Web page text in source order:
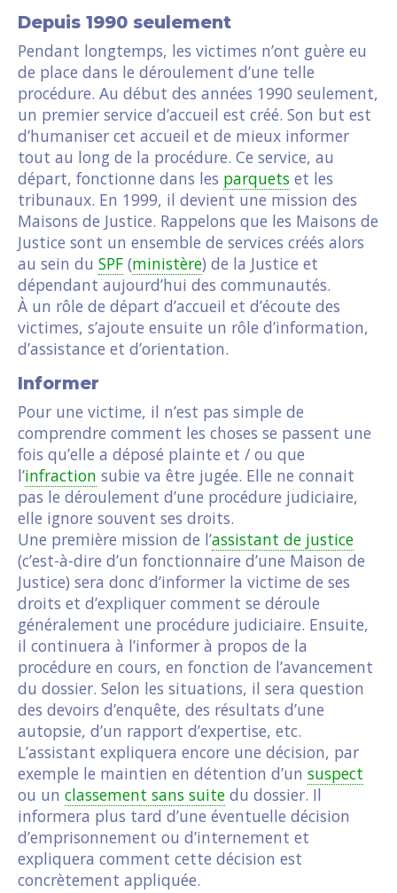
Depuis 1990 seulement
Pendant longtemps, les victimes n’ont guère eu
de place dans le déroulement d’une telle
procédure. Au début des années 1990 seulement,
un premier service d’accueil est créé. Son but est
d’humaniser cet accueil et de mieux informer
tout au long de la procédure. Ce service, au
départ, fonctionne dans les parquets et les
tribunaux. En 1999, il devient une mission des
Maisons de Justice. Rappelons que les Maisons de
Justice sont un ensemble de services créés alors
au sein du SPF (ministère) de la Justice et
dépendant aujourd’hui des communautés.
À un rôle de départ d’accueil et d’écoute des
victimes, s’ajoute ensuite un rôle d’information,
d’assistance et d’orientation.
Informer
Pour une victime, il n’est pas simple de
comprendre comment les choses se passent une
fois qu’elle a déposé plainte et / ou que
l’infraction subie va être jugée. Elle ne connait
pas le déroulement d’une procédure judiciaire,
elle ignore souvent ses droits.
Une première mission de l’assistant de justice
(c’est-à-dire d’un fonctionnaire d’une Maison de
Justice) sera donc d’informer la victime de ses
droits et d’expliquer comment se déroule
généralement une procédure judiciaire. Ensuite,
il continuera à l’informer à propos de la
procédure en cours, en fonction de l’avancement
du dossier. Selon les situations, il sera question
des devoirs d’enquête, des résultats d’une
autopsie, d’un rapport d’expertise, etc.
L’assistant expliquera encore une décision, par
exemple le maintien en détention d’un suspect
ou un classement sans suite du dossier. Il
informera plus tard d’une éventuelle décision
d’emprisonnement ou d’internement et
expliquera comment cette décision est
concrètement appliquée.